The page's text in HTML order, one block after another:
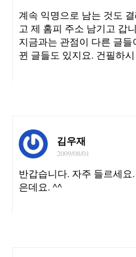
계속 익명으로 남는 것도
고 제 홈피 주소 남기고 갑
지금과는 관점이 다른 글
뀐 글들도 있지요. 건필하
김우재
2009/08/01
반갑습니다. 자주 들르세
은데요. ^^